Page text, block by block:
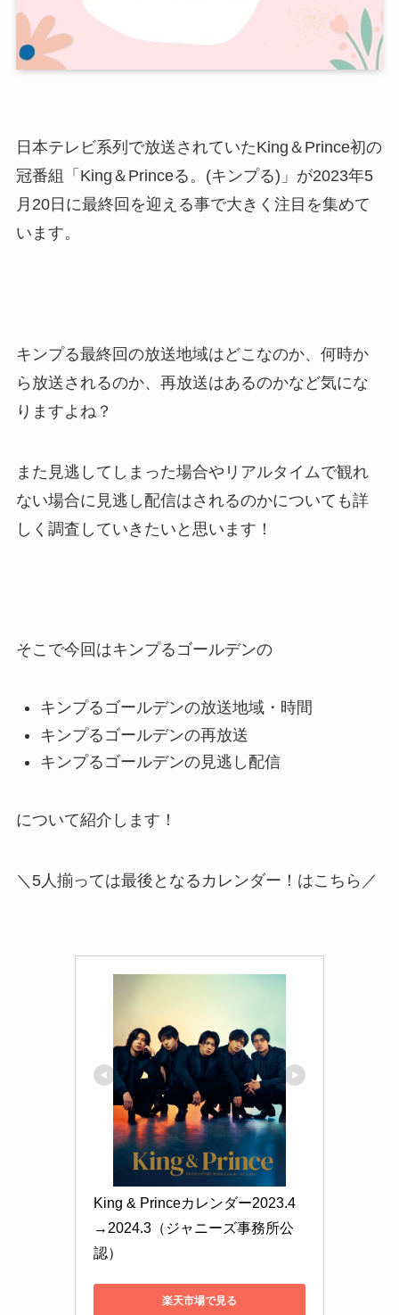
日本テレビ系列で放送されていたKing＆Prince初の
冠番組「King＆Princeる。(キンプる)」が2023年5
月20日に最終回を迎える事で大きく注目を集めて
います。
キンプる最終回の放送地域はどこなのか、何時か
ら放送されるのか、再放送はあるのかなど気にな
りますよね？
また見逃してしまった場合やリアルタイムで観れ
ない場合に見逃し配信はされるのかについても詳
しく調査していきたいと思います！
そこで今回はキンプるゴールデンの
キンプるゴールデンの放送地域・時間
キンプるゴールデンの再放送
キンプるゴールデンの見逃し配信
について紹介します！
＼5人揃っては最後となるカレンダー！はこちら／
King & Princeカレンダー2023.4
→2024.3（ジャニーズ事務所公
認）
楽天市場で見る